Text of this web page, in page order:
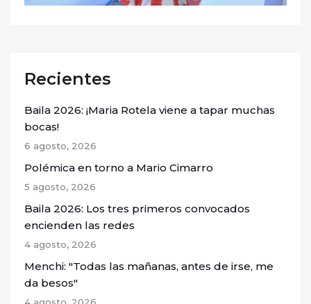
Recientes
Baila 2026: ¡Maria Rotela viene a tapar muchas
bocas!
6 agosto, 2026
Polémica en torno a Mario Cimarro
5 agosto, 2026
Baila 2026: Los tres primeros convocados
encienden las redes
4 agosto, 2026
Menchi: "Todas las mañanas, antes de irse, me
da besos"
4 agosto, 2026